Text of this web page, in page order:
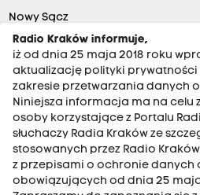
Nowy Sącz
RADIO KRAKÓW SA. Aleja Juliusza
Kraków
Radio Kraków informuje,
iż od dnia 25 maja 2018 roku
aktualizację polityki prywatności
zakresie przetwarzania danych
Niniejsza informacja ma na celu
osoby korzystające z Portalu
słuchaczy Radia Kraków ze
stosowanych przez Radio
z przepisami o ochronie danych
obowiązujących od dnia 25